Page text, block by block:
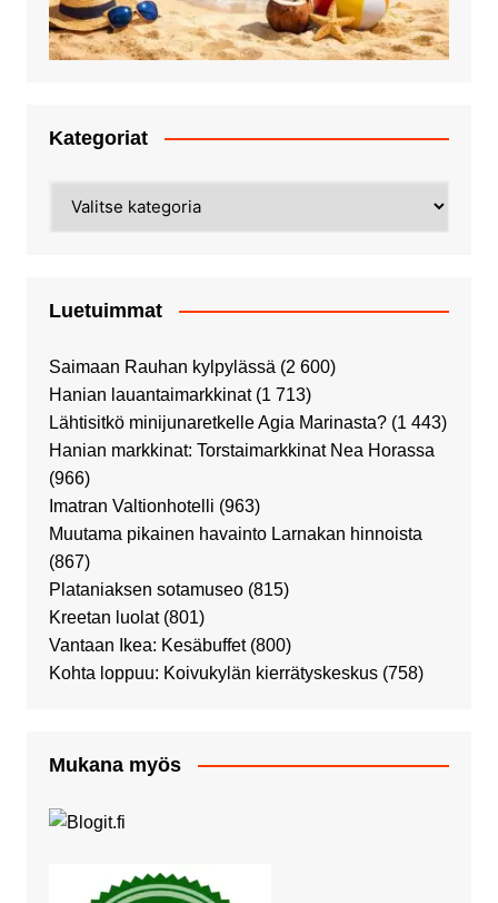
Kategoriat
Luetuimmat
Saimaan Rauhan kylpylässä (2 600)
Hanian lauantaimarkkinat (1 713)
Lähtisitkö minijunaretkelle Agia Marinasta? (1 443)
Hanian markkinat: Torstaimarkkinat Nea Horassa
(966)
Imatran Valtionhotelli (963)
Muutama pikainen havainto Larnakan hinnoista
(867)
Plataniaksen sotamuseo (815)
Kreetan luolat (801)
Vantaan Ikea: Kesäbuffet (800)
Kohta loppuu: Koivukylän kierrätyskeskus (758)
Mukana myös